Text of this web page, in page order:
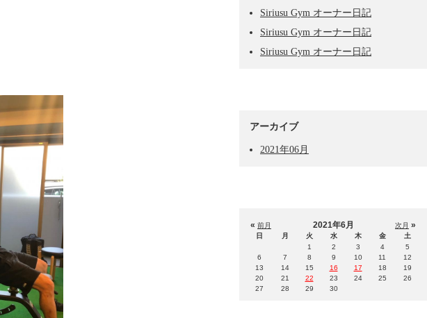
Siriusu Gym オーナー日記
Siriusu Gym オーナー日記
Siriusu Gym オーナー日記
アーカイブ
2021年06月
« 前月 次月 »
2021年6月
日 月 火 水 木 金
土
1
2 3 4
5
6
7 8 9 10 11
12
13
14 15 16 17 18
19
20
21 22 23 24 25
26
27
28 29 30